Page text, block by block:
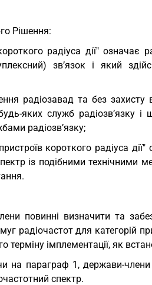
Рішення:
радіуса дії" означає
зв’язок і який
радіозавад та без
яких служб радіозв’язку
радіозв’язку;
короткого радіуса
із подібними технічними
повинні визначити та
радіочастот для категорій
терміну імплементації, як
на параграф 1, держави-
спектр.